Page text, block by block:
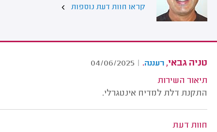
קראו חוות דעת נוספות
טניה גבאי, רעננה.
|
04/06/2025
תיאור השירות
התקנת דלת למדיח אינטגרלי.
חוות דעת